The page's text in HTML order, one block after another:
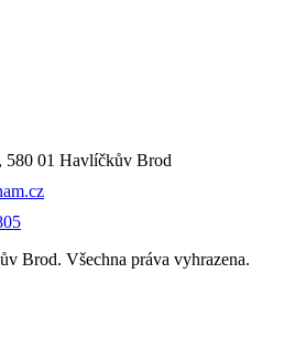
580 01 Havlíčkův Brod
Brod. Všechna práva vyhrazena.